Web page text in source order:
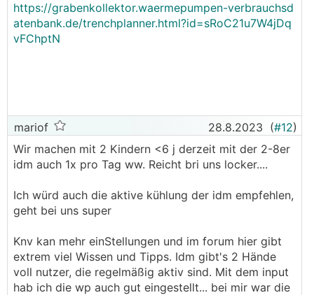
https://grabenkollektor.waermepumpen-verbrauchsd
atenbank.de/trenchplanner.html?id=sRoC21u7W4jDq
vFChptN
mariof 28.8.2023 (#12)
Wir machen mit 2 Kindern <6 j derzeit mit der 2-8er
idm auch 1x pro Tag ww. Reicht bri uns locker....
Ich würd auch die aktive kühlung der idm empfehlen,
geht bei uns super
Knv kan mehr einStellungen und im forum hier gibt
extrem viel Wissen und Tipps. Idm gibt's 2 Hände
voll nutzer, die regelmäßig aktiv sind. Mit dem input
hab ich die wp auch gut eingestellt... bei mir war die